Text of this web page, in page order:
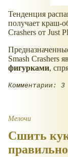
Тенденция
получает краш-
Crashers от Just
Smash Crashers
фигурками,
Комментарии: 3
Мелочи
Сшить